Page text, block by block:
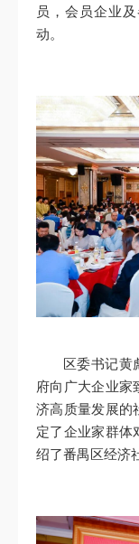
员，会员企业
动。
区委书记黄
府向广大企业
济高质量发展的
定了企业家群体
绍了番禺区经济